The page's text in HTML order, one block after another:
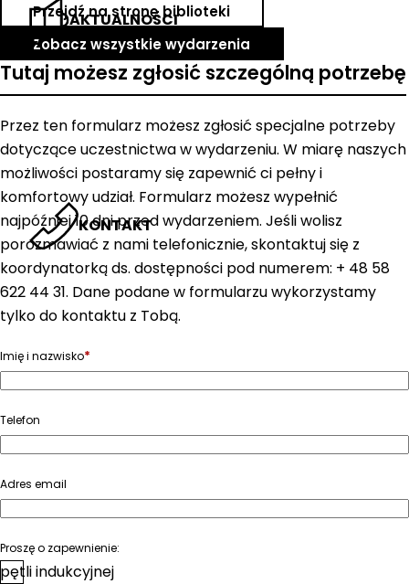
AKTUALNOŚCI
KONTAKT
Przejdź na stronę biblioteki
Zobacz wszystkie wydarzenia
Tutaj możesz zgłosić szczególną potrzebę
Przez ten formularz możesz zgłosić specjalne potrzeby
dotyczące uczestnictwa w wydarzeniu. W miarę naszych
możliwości postaramy się zapewnić ci pełny i
komfortowy udział. Formularz możesz wypełnić
najpóźniej 10 dni przed wydarzeniem. Jeśli wolisz
porozmawiać z nami telefonicznie, skontaktuj się z
koordynatorką ds. dostępności pod numerem: + 48 58
622 44 31. Dane podane w formularzu wykorzystamy
tylko do kontaktu z Tobą.
Imię i nazwisko*
Telefon
Adres email
Proszę o zapewnienie:
pętli indukcyjnej